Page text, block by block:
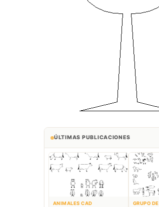
ÚLTIMAS PUBLICACIONES
ANIMALES CAD GRUPO